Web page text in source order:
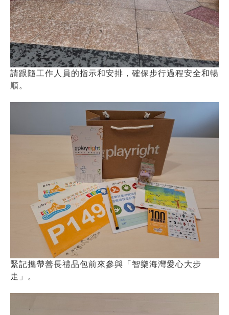
請跟隨工作人員的指示和安排，確保步行過程安全和暢
順。
緊記攜帶善長禮品包前來參與「智樂海灣愛心大步
走」。